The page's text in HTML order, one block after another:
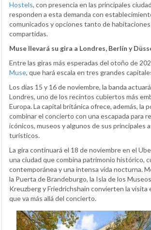
Hostels, con presencia en las principales
responden a esta demanda con
comunicados y opciones tanto de
compartidas.
Muse llevará su gira a Londres, Berlín y
Entre las giras más esperadas del otoño de
Muse, que hará escala en tres grandes
Los días 15 y 16 de noviembre, la banda
Londres, uno de los recintos cubiertos más
Europa. La capital británica ofrece, además, la
combinar el concierto con una escapada para
icónicos, museos y algunos de sus principales
turísticos.
La gira continuará el 18 de noviembre en el
una ciudad que combina patrimonio histórico,
contemporánea y una intensa vida nocturna.
la Puerta de Brandeburgo, la Isla de los
Kreuzberg y Friedrichshain convierten la visita
que va más allá del concierto.